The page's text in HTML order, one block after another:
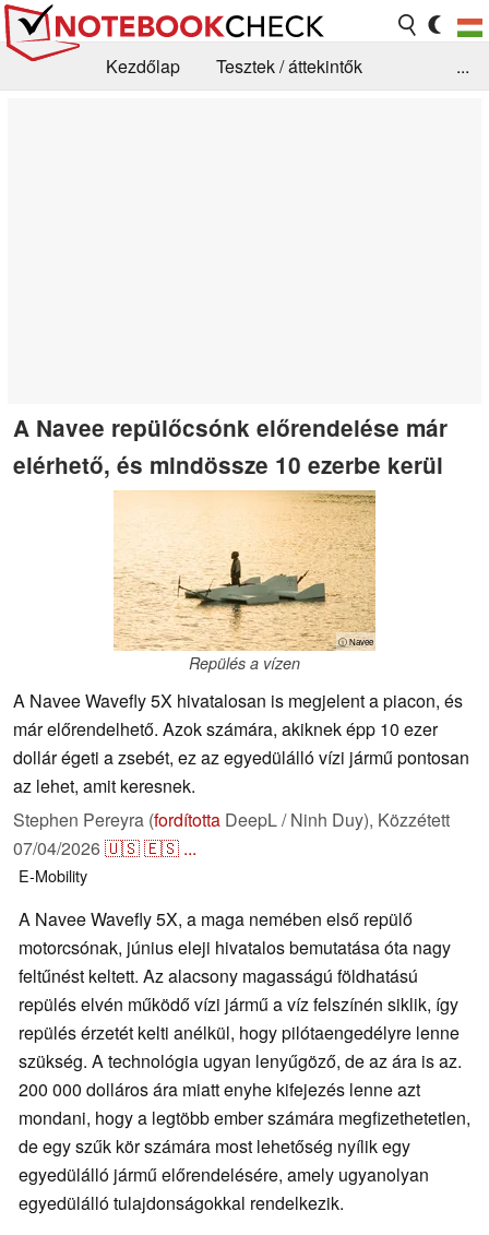
Kezdőlap
Tesztek / áttekintők
...
A Navee repülőcsónk előrendelése már
elérhető, és mindössze 10 ezerbe kerül
ⓘ Navee
Repülés a vízen
A Navee Wavefly 5X hivatalosan is megjelent a piacon, és
már előrendelhető. Azok számára, akiknek épp 10 ezer
dollár égeti a zsebét, ez az egyedülálló vízi jármű pontosan
az lehet, amit keresnek.
Stephen Pereyra (fordította DeepL / Ninh Duy), Közzétett
07/04/2026🇺🇸🇪🇸 ...
E-Mobility
A Navee Wavefly 5X, a maga nemében első repülő
motorcsónak, június eleji hivatalos bemutatása óta nagy
feltűnést keltett. Az alacsony magasságú földhatású
repülés elvén működő vízi jármű a víz felszínén siklik, így
repülés érzetét kelti anélkül, hogy pilótaengedélyre lenne
szükség. A technológia ugyan lenyűgöző, de az ára is az.
200 000 dolláros ára miatt enyhe kifejezés lenne azt
mondani, hogy a legtöbb ember számára megfizethetetlen,
de egy szűk kör számára most lehetőség nyílik egy
egyedülálló jármű előrendelésére, amely ugyanolyan
egyedülálló tulajdonságokkal rendelkezik.